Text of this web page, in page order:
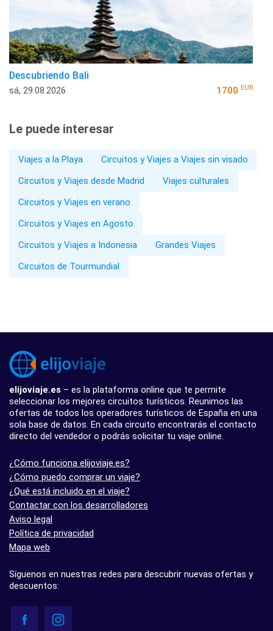
Descubriendo Bali
sá, 29.08.2026 1700 EUR
Le puede interesar
Viajes a la Playa
Circuitos y Viajes a Viajes sin visado
Circuitos y Viajes desde Madrid
Viajes culturales
Circuitos y Viajes en verano
Circuitos y Viajes en Agosto
Circuitos y Viajes a Indonesia
Grandes Viajes
Circuitos de Tourmundial
elijoviaje.es – es la plataforma online que te permite
seleccionar los mejores circuitos turísticos. Reunimos las
ofertas de todos los operadores turísticos de España en una
sola base de datos. En cada circuito encontrarás el contacto
directo del vendedor o podrás solicitar tu viaje online.
¿Cómo funciona elijoviaje.es?
¿Cómo puedo comprar un viaje?
¿Qué está incluido en el viaje?
Contactar con los desarrolladores
Aviso legal
Política de privacidad
Mapa web
Síguenos en nuestras redes para descubrir nuevas ofertas y
descuentos: